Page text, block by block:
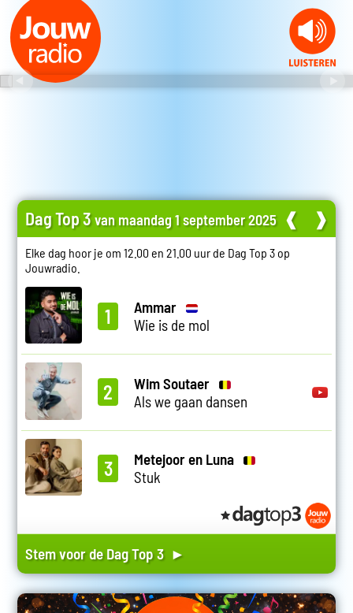
Dag Top 3van maandag 1 september 2025 ❰ ❱
Elke dag hoor je om 12.00 en 21.00 uur de Dag Top 3 op
Jouwradio.
1
Ammar
Wie is de mol
2
Wim Soutaer
Als we gaan dansen
3
Metejoor en Luna
Stuk
Stem voor de Dag Top 3 ►